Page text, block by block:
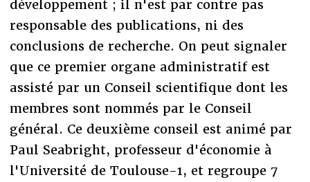
développement ; il n'est par contre pas
responsable des publications, ni des
conclusions de recherche. On peut signaler
que ce premier organe administratif est
assisté par un Conseil scientifique dont les
membres sont nommés par le Conseil
général. Ce deuxième conseil est animé par
Paul Seabright, professeur d'économie à
l'Université de Toulouse-1, et regroupe 7